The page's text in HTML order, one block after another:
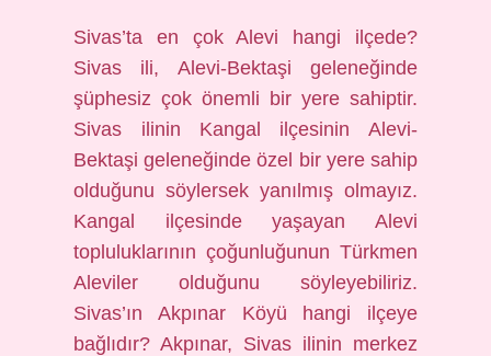
Sivas’ta en çok Alevi hangi ilçede?
Sivas ili, Alevi-Bektaşi geleneğinde
şüphesiz çok önemli bir yere sahiptir.
Sivas ilinin Kangal ilçesinin Alevi-
Bektaşi geleneğinde özel bir yere sahip
olduğunu söylersek yanılmış olmayız.
Kangal ilçesinde yaşayan Alevi
topluluklarının çoğunluğunun Türkmen
Aleviler olduğunu söyleyebiliriz.
Sivas’ın Akpınar Köyü hangi ilçeye
bağlıdır? Akpınar, Sivas ilinin merkez